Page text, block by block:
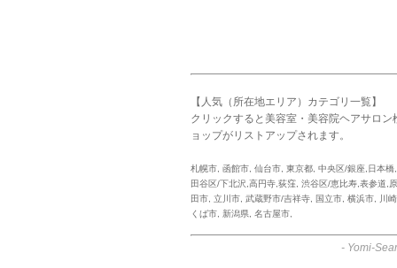
【人気（所在地エリア）カテゴリ一覧】
クリックすると美容室・美容院ヘアサロ
ョップがリストアップされます。
札幌市 函館市 仙台市 東京都 中央区/銀座,日本橋
田谷区/下北沢,高円寺,荻窪 渋谷区/恵比寿,表参道,
田市
立川市 武蔵野市/吉祥寺 国立市 横浜市
川
くば市 新潟県 名古屋市
- Yomi-